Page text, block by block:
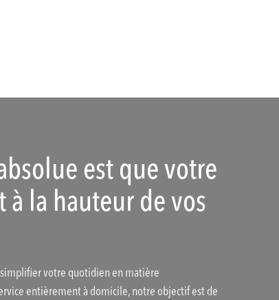
est que votre
à la hauteur de vos
votre quotidien en matière
entièrement à domicile, notre objectif est de